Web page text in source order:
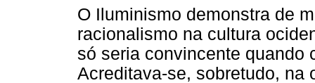
O Iluminismo demonstra de
racionalismo na cultura
só seria convincente quando
Acreditava-se, sobretudo, na